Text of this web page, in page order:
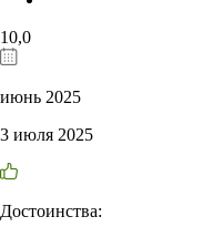
10,0
июнь 2025
3 июля 2025
Достоинства: